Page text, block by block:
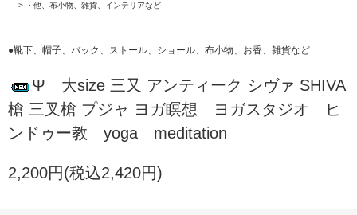
>
・他、布小物、雑貨、インテリアなど
●靴下、帽子、バック、ストール、ショール、布小物、お香、雑貨など
Ψ 大size 三又 アンティーク シヴァ SHIVA
槍 三叉槍 プジャ ヨガ瞑想 ヨガスタジオ ヒ
ンドゥー教 yoga meditation
2,200円(税込2,420円)